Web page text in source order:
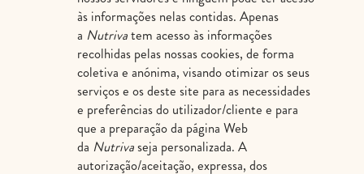
às informações nelas contidas. Apenas
a Nutrivatem acesso às informações
recolhidas pelas nossas cookies, de forma
coletiva e anónima, visando otimizar os seus
serviços e os deste site para as necessidades
e preferências do utilizador/cliente e para
que a preparação da página Web
da Nutrivaseja personalizada. A
autorização/aceitação, expressa, dos